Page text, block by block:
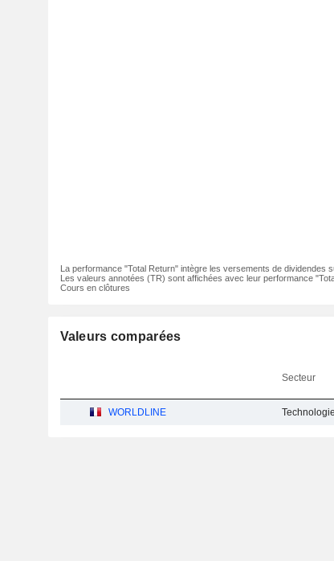
La performance "Total Return" intègre les versements de dividendes
Les valeurs annotées (TR) sont affichées avec leur performance
Cours en clôtures
Valeurs comparées
Secteur
WORLDLINE